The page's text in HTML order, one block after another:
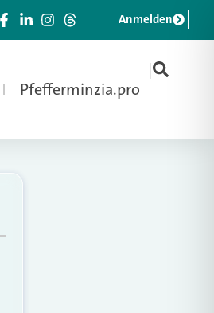
Pfefferminzia.pro
|
Anmelden